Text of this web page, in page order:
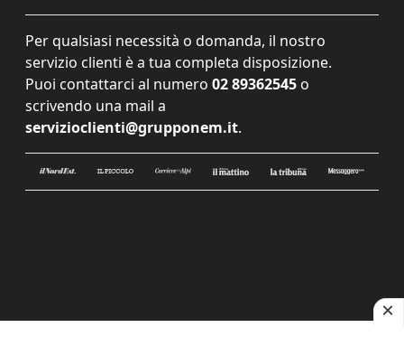
Per qualsiasi necessità o domanda, il nostro
servizio clienti è a tua completa disposizione.
Puoi contattarci al numero 02 89362545 o
scrivendo una mail a
servizioclienti@grupponem.it.